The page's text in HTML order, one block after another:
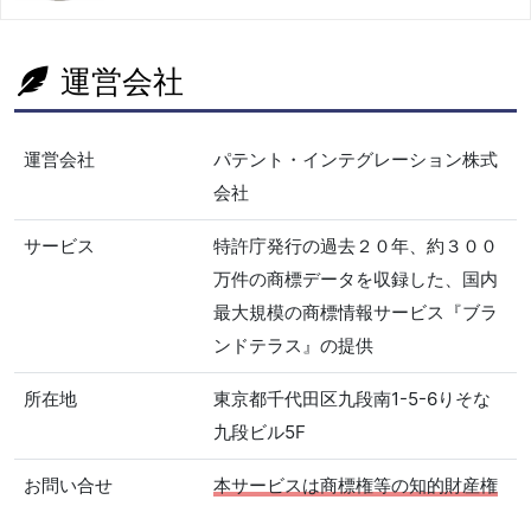
運営会社
運営会社
パテント・インテグレーション株式
会社
サービス
特許庁発行の過去２０年、約３００
万件の商標データを収録した、国内
最大規模の商標情報サービス『ブラ
ンドテラス』の提供
所在地
東京都千代田区九段南1-5-6りそな
九段ビル5F
お問い合せ
本サービスは商標権等の知的財産権